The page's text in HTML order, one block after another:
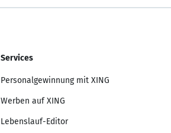
Services
Personalgewinnung mit XING
Werben auf XING
Lebenslauf-Editor